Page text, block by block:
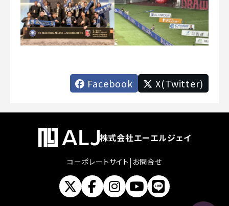
Facebook X(Twitter)
株式会社エーエルジェイ
コーポレートサイト | お問合せ